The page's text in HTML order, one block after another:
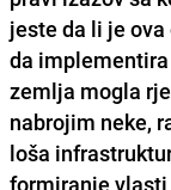
jeste da li je
da
zemlja mogla
nabrojim neke,
loša
formiranje vlasti